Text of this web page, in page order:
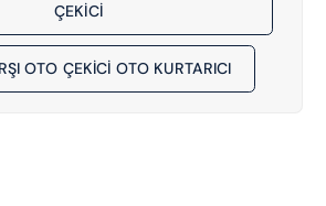
ÇEKICI
OTO ÇEKİCİ OTO KURTARICI